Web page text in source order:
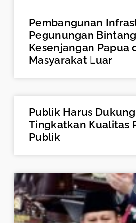
Pembangunan
Pegunungan
Kesenjangan Papua
Masyarakat Luar
Publik Harus
Tingkatkan Kualitas
Publik